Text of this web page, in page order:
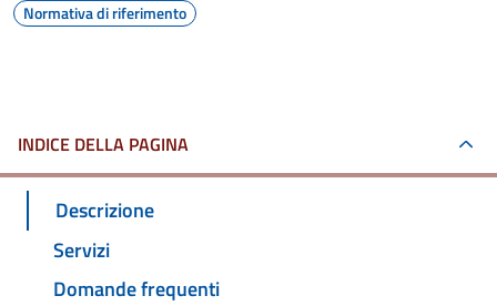
Normativa di riferimento
INDICE DELLA PAGINA
Descrizione
Servizi
Domande frequenti